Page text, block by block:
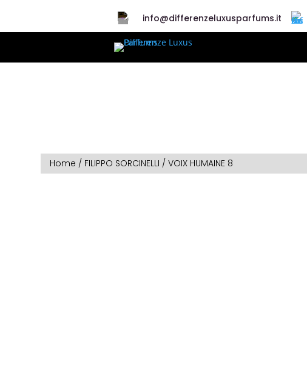
info@differenzeluxusparfums.it
Home / FILIPPO SORCINELLI / VOIX HUMAINE 8